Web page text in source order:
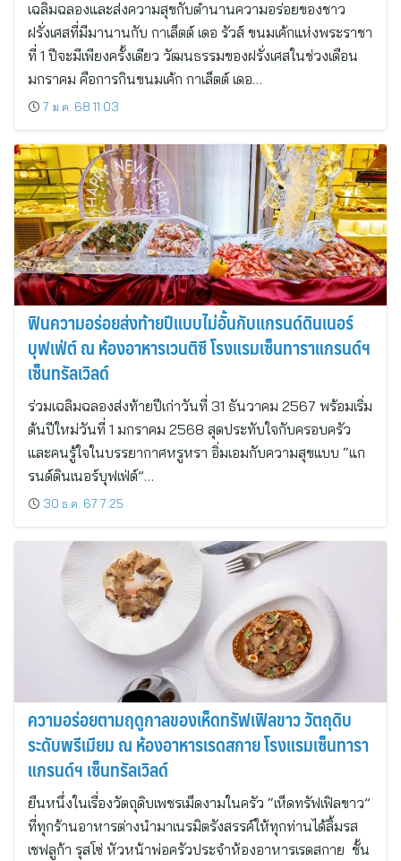
เฉลิมฉลองและส่งความสุขกับตำนานความอร่อยของชาว
ฝรั่งเศสที่มีมานานกับ กาเล็ตต์ เดอ รัวส์ ขนมเค้กแห่งพระราชา
ที่ 1 ปีจะมีเพียงครั้งเดียว วัฒนธรรมของฝรั่งเศสในช่วงเดือน
มกราคม คือการกินขนมเค้ก กาเล็ตต์ เดอ…
7 ม.ค. 68 11:03
ฟินความอร่อยส่งท้ายปีแบบไม่อั้นกับแกรนด์ดินเนอร์
บุฟเฟ่ต์ ณ ห้องอาหารเวนติซี โรงแรมเซ็นทาราแกรนด์ฯ
เซ็นทรัลเวิลด์
ร่วมเฉลิมฉลองส่งท้ายปีเก่าวันที่ 31 ธันวาคม 2567 พร้อมเริ่ม
ต้นปีใหม่วันที่ 1 มกราคม 2568 สุดประทับใจกับครอบครัว
และคนรู้ใจในบรรยากาศหรูหรา อิ่มเอมกับความสุขแบบ “แก
รนด์ดินเนอร์บุฟเฟ่ต์”…
30 ธ.ค. 67 7:25
ความอร่อยตามฤดูกาลของเห็ดทรัฟเฟิลขาว วัตถุดิบ
ระดับพรีเมียม ณ ห้องอาหารเรดสกาย โรงแรมเซ็นทารา
แกรนด์ฯ เซ็นทรัลเวิลด์
ยืนหนึ่งในเรื่องวัตถุดิบเพชรเม็ดงามในครัว “เห็ดทรัฟเฟิลขาว”
ที่ทุกร้านอาหารต่างนำมาเนรมิตรังสรรค์ให้ทุกท่านได้ลิ้มรส
เชฟลูก้า รุสโซ่ หัวหน้าพ่อครัวประจำห้องอาหารเรดสกาย ชั้น